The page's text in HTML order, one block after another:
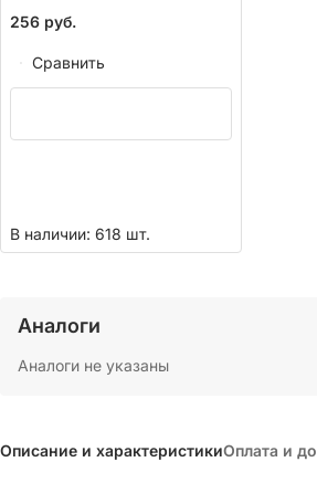
256 руб.
Сравнить
В наличии: 618 шт.
Аналоги
Аналоги не указаны
Описание и характеристикиОплата и